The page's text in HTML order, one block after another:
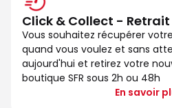
Click & Collect -
Vous souhaitez récupérer
quand vous voulez et sans
aujourd'hui et retirez votre
boutique SFR sous 2h ou 48h
En savoir